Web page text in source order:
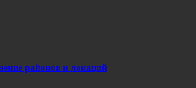
районов и локаций